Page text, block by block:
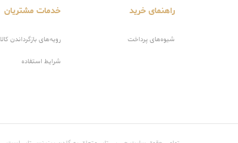
راهنمای خرید
شیوه‌های پرداخت
خدمات مشتریان
رویه‌های بازگرداندن کالا
شرایط استفاده